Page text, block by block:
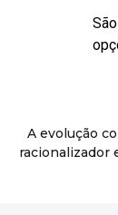
A evolução
racionalizador